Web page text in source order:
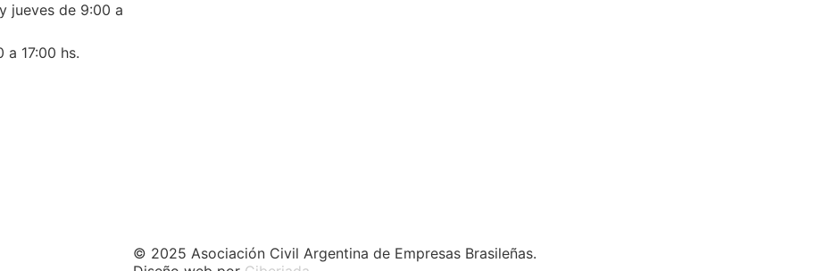
jueves de 9:00 a
17:00 hs.
© 2025 Asociación Civil Argentina de Empresas Brasileñas.